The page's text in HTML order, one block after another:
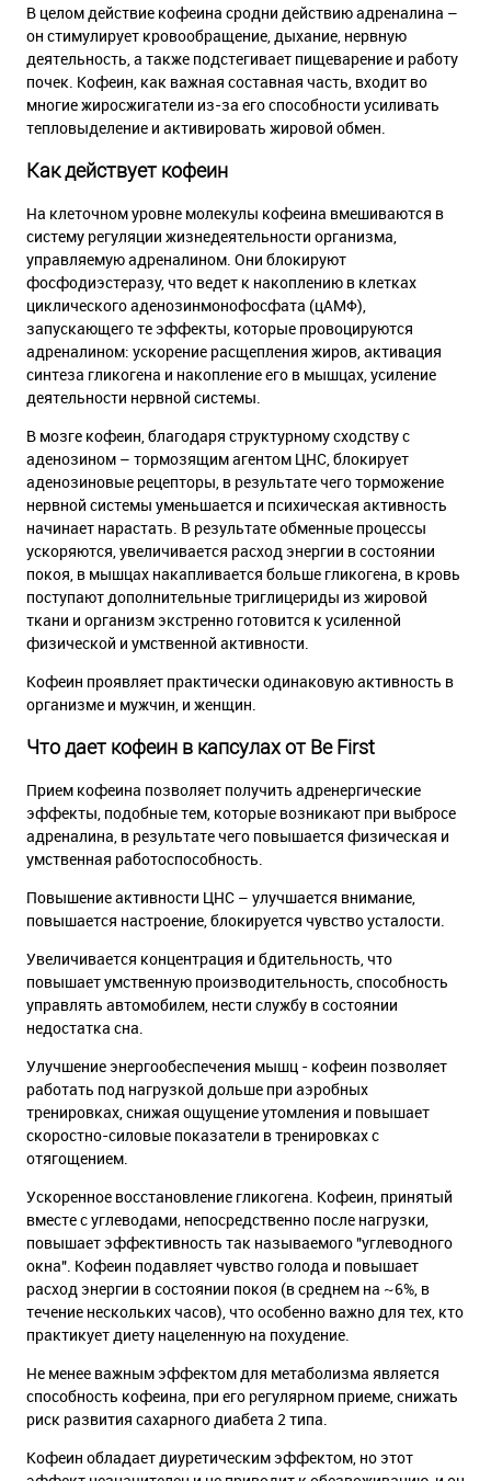
В целом действие кофеина сродни действию адреналина –
он стимулирует кровообращение, дыхание, нервную
деятельность, а также подстегивает пищеварение и работу
почек. Кофеин, как важная составная часть, входит во
многие жиросжигатели из-за его способности усиливать
тепловыделение и активировать жировой обмен.
Как действует кофеин
На клеточном уровне молекулы кофеина вмешиваются в
систему регуляции жизнедеятельности организма,
управляемую адреналином. Они блокируют
фосфодиэстеразу, что ведет к накоплению в клетках
циклического аденозинмонофосфата (цАМФ),
запускающего те эффекты, которые провоцируются
адреналином: ускорение расщепления жиров, активация
синтеза гликогена и накопление его в мышцах, усиление
деятельности нервной системы.
В мозге кофеин, благодаря структурному сходству с
аденозином – тормозящим агентом ЦНС, блокирует
аденозиновые рецепторы, в результате чего торможение
нервной системы уменьшается и психическая активность
начинает нарастать. В результате обменные процессы
ускоряются, увеличивается расход энергии в состоянии
покоя, в мышцах накапливается больше гликогена, в кровь
поступают дополнительные триглицериды из жировой
ткани и организм экстренно готовится к усиленной
физической и умственной активности.
Кофеин проявляет практически одинаковую активность в
организме и мужчин, и женщин.
Что дает кофеин в капсулах от Be First
Прием кофеина позволяет получить адренергические
эффекты, подобные тем, которые возникают при выбросе
адреналина, в результате чего повышается физическая и
умственная работоспособность.
Повышение активности ЦНС – улучшается внимание,
повышается настроение, блокируется чувство усталости.
Увеличивается концентрация и бдительность, что
повышает умственную производительность, способность
управлять автомобилем, нести службу в состоянии
недостатка сна.
Улучшение энергообеспечения мышц - кофеин позволяет
работать под нагрузкой дольше при аэробных
тренировках, снижая ощущение утомления и повышает
скоростно-силовые показатели в тренировках с
отягощением.
Ускоренное восстановление гликогена. Кофеин, принятый
вместе с углеводами, непосредственно после нагрузки,
повышает эффективность так называемого "углеводного
окна". Кофеин подавляет чувство голода и повышает
расход энергии в состоянии покоя (в среднем на ~6%, в
течение нескольких часов), что особенно важно для тех, кто
практикует диету нацеленную на похудение.
Не менее важным эффектом для метаболизма является
способность кофеина, при его регулярном приеме, снижать
риск развития сахарного диабета 2 типа.
Кофеин обладает диуретическим эффектом, но этот